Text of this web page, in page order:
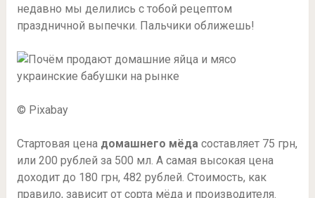
недавно мы делились с тобой рецептом
праздничной выпечки. Пальчики оближешь!
© Pixabay
Стартовая цена домашнего мёдасоставляет 75 грн,
или 200 рублей за 500 мл. А самая высокая цена
доходит до 180 грн, 482 рублей. Стоимость, как
правило, зависит от сорта мёда и производителя.